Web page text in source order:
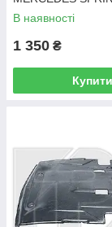
В наявності
1 350 ₴
Купити